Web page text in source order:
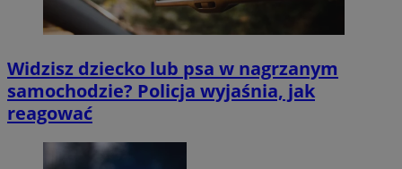
Widzisz dziecko lub psa w nagrzanym
samochodzie? Policja wyjaśnia, jak
reagować